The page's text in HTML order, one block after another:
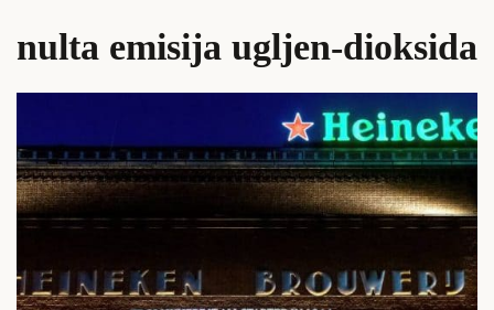
nulta emisija ugljen-dioksida